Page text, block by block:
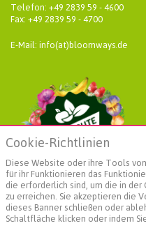
Telefon: +49 2839 59 - 4600
Fax: +49 2839 59 - 4700
E-Mail: info(at)bloomways.de
Weiterführende
Cookie-Richtlinien
Diese Website oder ihre Tools
für ihr Funktionieren das
die erforderlich sind, um die in
zu erreichen. Sie akzeptieren die
dieses Banner schließen oder
Schaltfläche klicken oder indem